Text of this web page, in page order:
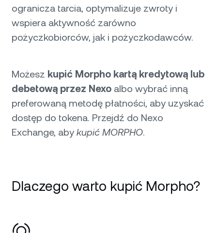
ogranicza tarcia, optymalizuje zwroty i
wspiera aktywność zarówno
pożyczkobiorców, jak i pożyczkodawców.
Możesz kupić Morpho kartą kredytową lub
debetową przez Nexo albo wybrać inną
preferowaną metodę płatności, aby uzyskać
dostęp do tokena. Przejdź do Nexo
Exchange, aby kupić MORPHO.
Dlaczego warto kupić Morpho?